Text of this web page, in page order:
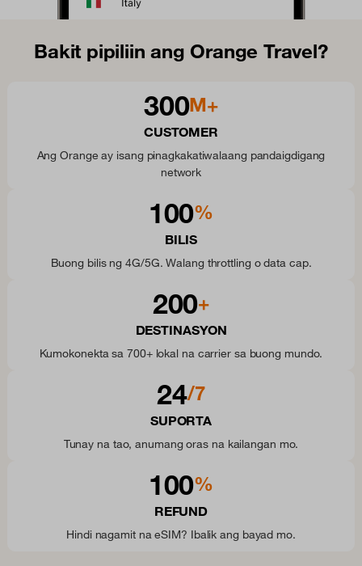
Bakit pipiliin ang Orange Travel?
300M+
CUSTOMER
Ang Orange ay isang pinagkakatiwalaang pandaigdigang
network
100%
BILIS
Buong bilis ng 4G/5G. Walang throttling o data cap.
200+
DESTINASYON
Kumokonekta sa 700+ lokal na carrier sa buong mundo.
24/7
SUPORTA
Tunay na tao, anumang oras na kailangan mo.
100%
REFUND
Hindi nagamit na eSIM? Ibalik ang bayad mo.